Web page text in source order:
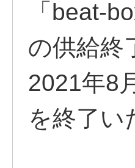
「beat-
の供給終
2021年8
を終了い